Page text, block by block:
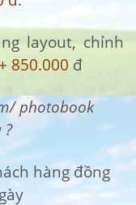
layout, chỉnh
+ 850.000 đ
photobook
?
hàng đồng